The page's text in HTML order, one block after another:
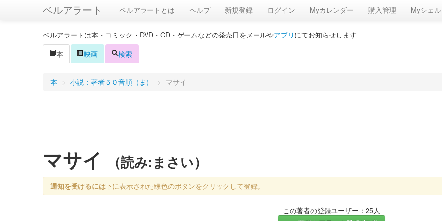
ベルアラート ベルアラートとは ヘルプ 新規登録 ログイン Myカレンダー 購入管理 Myシェル
ベルアラートは本・コミック・DVD・CD・ゲームなどの発売日をメールやアプリ にてお知らせします
本
映画 検索
本 > 小説：著者５０音順（ま） > マサイ
マサイ （読み:まさい）
通知を受けるには下に表示された緑色のボタンをクリックして登録。
この著者の登録ユーザー：25人